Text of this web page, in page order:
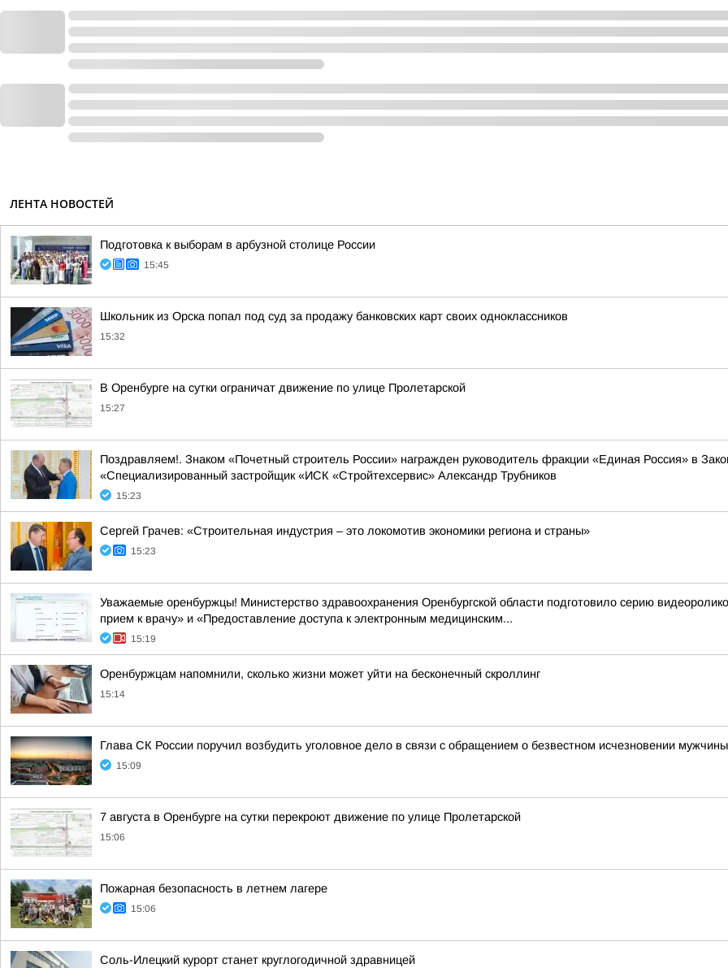
ЛЕНТА НОВОСТЕЙ
Подготовка к выборам в арбузной столице России
15:45
Школьник из Орска попал под суд за продажу банковских карт своих одноклассников
15:32
В Оренбурге на сутки ограничат движение по улице Пролетарской
15:27
Поздравляем!. Знаком «Почетный строитель России» награжден руководитель фракции «Единая Россия» в
«Специализированный застройщик «ИСК «Стройтехсервис» Александр Трубников
15:23
Сергей Грачев: «Строительная индустрия – это локомотив экономики региона и страны»
15:23
Уважаемые оренбуржцы! Министерство здравоохранения Оренбургской области подготовило серию
прием к врачу» и «Предоставление доступа к электронным медицинским...
15:19
Оренбуржцам напомнили, сколько жизни может уйти на бесконечный скроллинг
15:14
Глава СК России поручил возбудить уголовное дело в связи с обращением о безвестном исчезновении
15:09
7 августа в Оренбурге на сутки перекроют движение по улице Пролетарской
15:06
Пожарная безопасность в летнем лагере
15:06
Соль-Илецкий курорт станет круглогодичной здравницей